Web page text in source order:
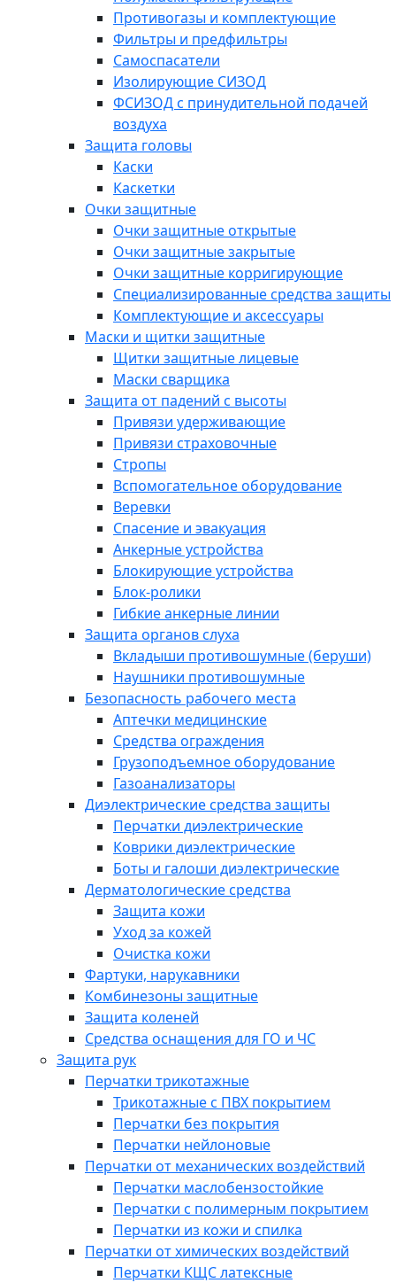
Противогазы и комплектующие
Фильтры и предфильтры
Самоспасатели
Изолирующие СИЗОД
ФСИЗОД с принудительной подачей
воздуха
Защита головы
Каски
Каскетки
Очки защитные
Очки защитные открытые
Очки защитные закрытые
Очки защитные корригирующие
Специализированные средства защиты
Комплектующие и аксессуары
Маски и щитки защитные
Щитки защитные лицевые
Маски сварщика
Защита от падений с высоты
Привязи удерживающие
Привязи страховочные
Стропы
Вспомогательное оборудование
Веревки
Спасение и эвакуация
Анкерные устройства
Блокирующие устройства
Блок-ролики
Гибкие анкерные линии
Защита органов слуха
Вкладыши противошумные (беруши)
Наушники противошумные
Безопасность рабочего места
Аптечки медицинские
Средства ограждения
Грузоподъемное оборудование
Газоанализаторы
Диэлектрические средства защиты
Перчатки диэлектрические
Коврики диэлектрические
Боты и галоши диэлектрические
Дерматологические средства
Защита кожи
Уход за кожей
Очистка кожи
Фартуки, нарукавники
Комбинезоны защитные
Защита коленей
Средства оснащения для ГО и ЧС
Защита рук
Перчатки трикотажные
Трикотажные с ПВХ покрытием
Перчатки без покрытия
Перчатки нейлоновые
Перчатки от механических воздействий
Перчатки маслобензостойкие
Перчатки с полимерным покрытием
Перчатки из кожи и спилка
Перчатки от химических воздействий
Перчатки КЩС латексные